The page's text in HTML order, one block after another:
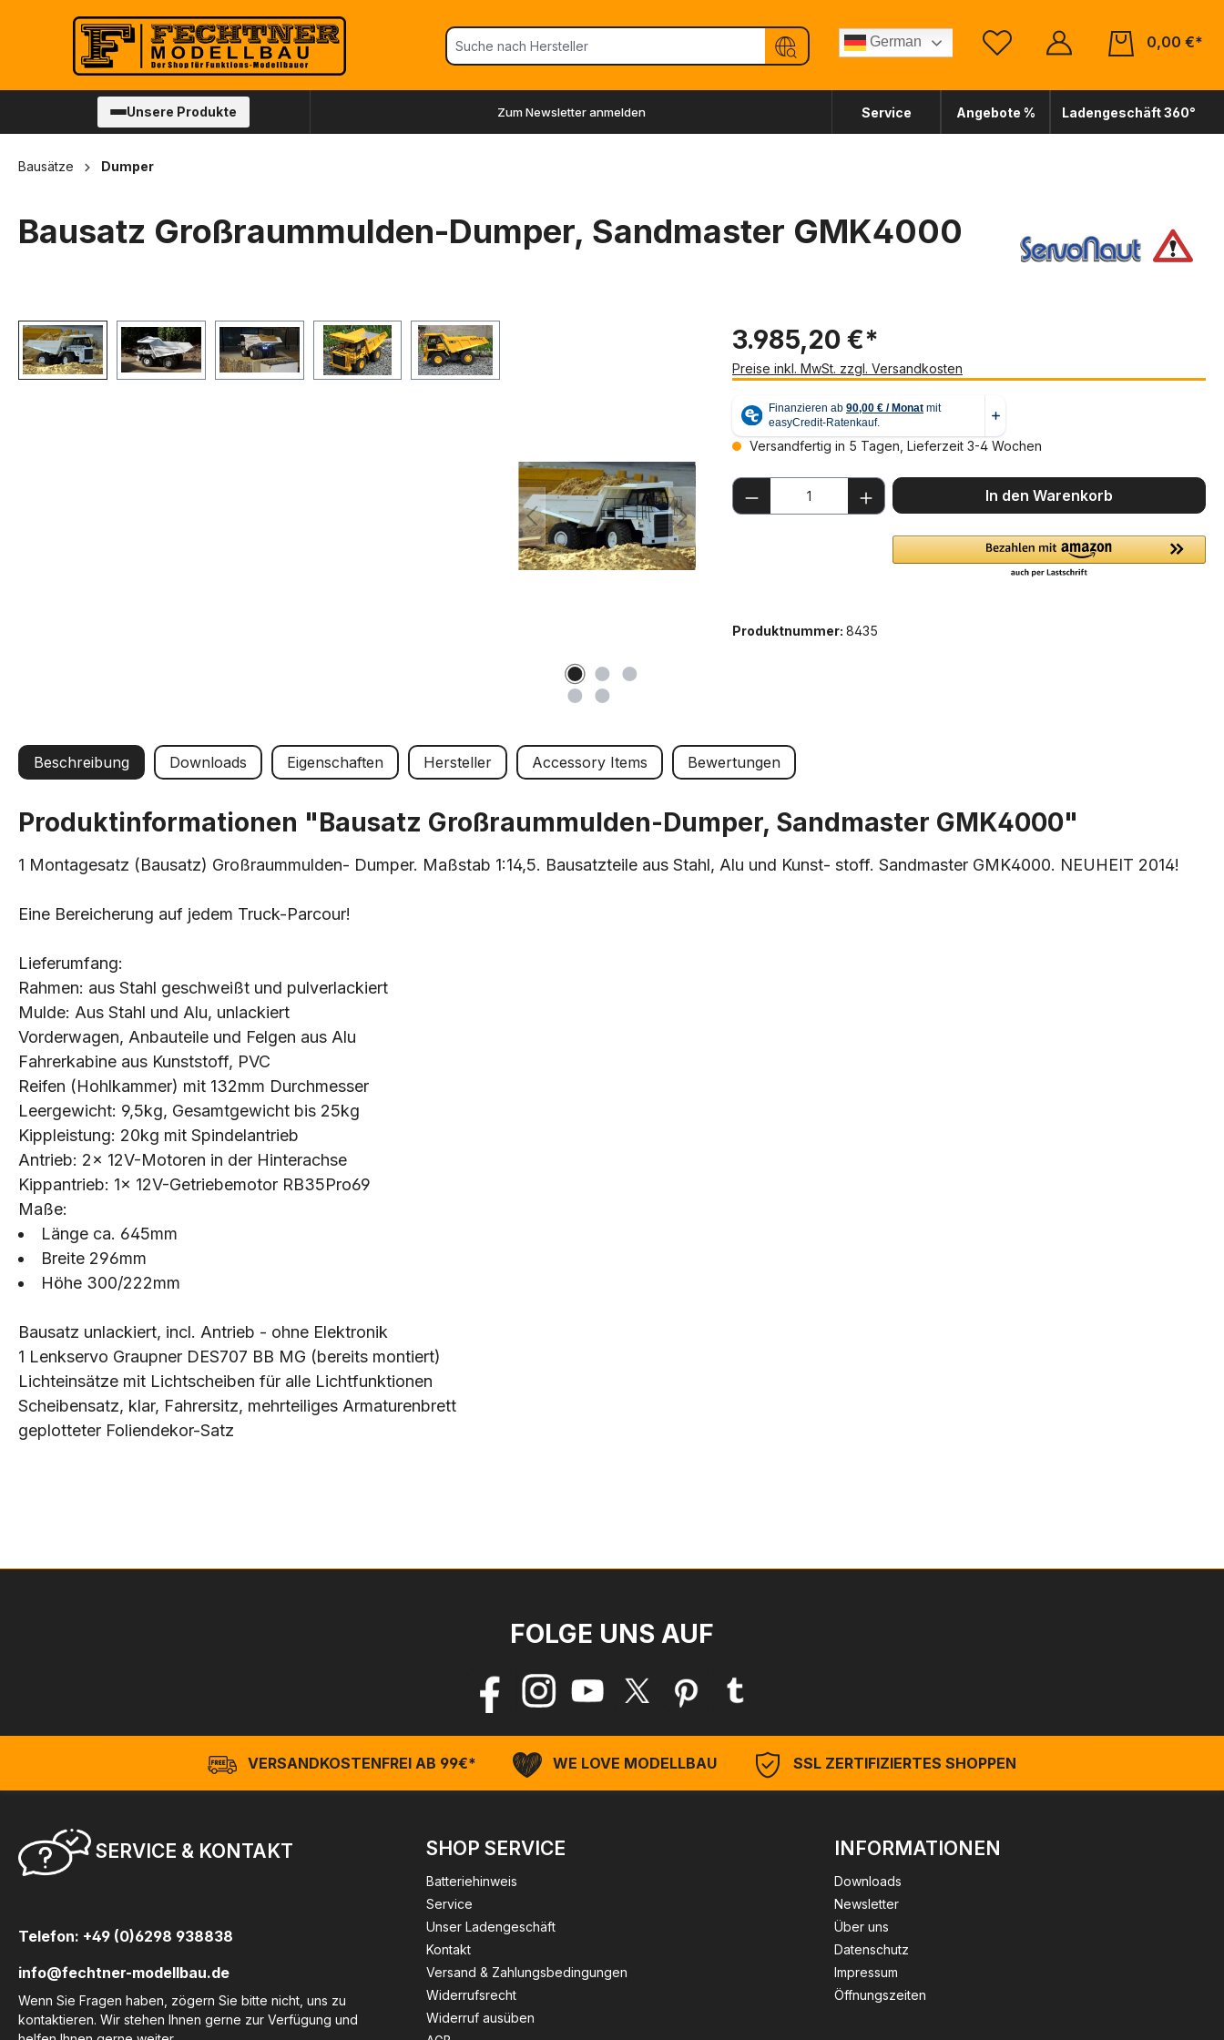
Zur Hauptnavigation springen
German
0,00 €*
Unsere Produkte Zum Newsletter anmelden Service Angebote % Ladengeschäft 360°
Bausätze Dumper
Bausatz Großraummulden-Dumper, Sandmaster GMK4000
Bildergalerie überspringen 3.985,20 €*
Preise inkl. MwSt. zzgl. Versandkosten
Versandfertig in 5 Tagen, Lieferzeit 3-4 Wochen
Produkt Anzahl: Gib den gewünschten Wert
In den Warenkorb
Produktnummer: 8435
Beschreibung Downloads Eigenschaften Hersteller Accessory Items Bewertungen
Produktinformationen "Bausatz Großraummulden-Dumper, Sandmaster GMK4000"
1 Montagesatz (Bausatz) Großraummulden- Dumper. Maßstab 1:14,5. Bausatzteile aus Stahl, Alu und Kunst- stoff. Sandmaster GMK4000. NEUHEIT 2014!
Eine Bereicherung auf jedem Truck-Parcour!
Lieferumfang:
Rahmen: aus Stahl geschweißt und pulverlackiert
Mulde: Aus Stahl und Alu, unlackiert
Vorderwagen, Anbauteile und Felgen aus Alu
Fahrerkabine aus Kunststoff, PVC
Reifen (Hohlkammer) mit 132mm Durchmesser
Leergewicht: 9,5kg, Gesamtgewicht bis 25kg
Kippleistung: 20kg mit Spindelantrieb
Antrieb: 2x 12V-Motoren in der Hinterachse
Kippantrieb: 1x 12V-Getriebemotor RB35Pro69
Maße:
Länge ca. 645mm
Breite 296mm
Höhe 300/222mm
Bausatz unlackiert, incl. Antrieb - ohne Elektronik
1 Lenkservo Graupner DES707 BB MG (bereits montiert)
Lichteinsätze mit Lichtscheiben für alle Lichtfunktionen
Scheibensatz, klar, Fahrersitz, mehrteiliges Armaturenbrett
geplotteter Foliendekor-Satz
FOLGE UNS AUF
VERSANDKOSTENFREI AB 99€* WE LOVE MODELLBAU SSL ZERTIFIZIERTES SHOPPEN
SERVICE & KONTAKT
Telefon: +49 (0)6298 938838
info@fechtner-modellbau.de
Wenn Sie Fragen haben, zögern Sie bitte nicht, uns zu
kontaktieren. Wir stehen Ihnen gerne zur Verfügung und
SHOP SERVICE
Batteriehinweis
Service
Unser Ladengeschäft
Kontakt
Versand & Zahlungsbedingungen
Widerrufsrecht
Widerruf ausüben
INFORMATIONEN
Downloads
Newsletter
Über uns
Datenschutz
Impressum
Öffnungszeiten